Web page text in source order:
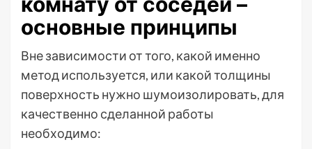
основные принципы
Вне зависимости от того, какой именно
метод используется, или какой толщины
поверхность нужно шумоизолировать, для
качественно сделанной работы
необходимо: